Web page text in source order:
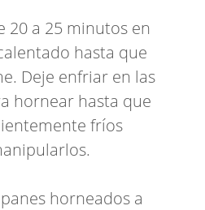
20 a 25 minutos en
hasta que
Deje enfriar en las
hornear hasta que
fríos
horneados a